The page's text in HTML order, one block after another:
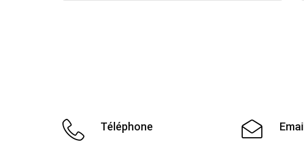
Téléphone Email